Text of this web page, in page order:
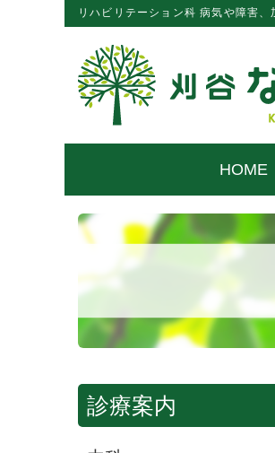
リハビリテーション科 病気や障害
HOME
診療案内